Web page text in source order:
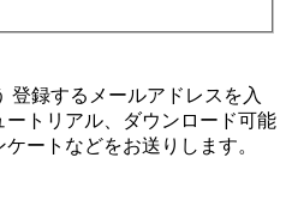
登録するメールアドレスを入
トリアル、ダウンロード可能
ートなどをお送りします。